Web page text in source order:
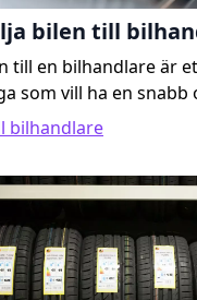
bilen till
till en bilhandlare är
som vill ha en snabb
bilhandlare